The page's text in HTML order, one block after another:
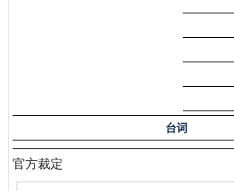
台词
官方裁定